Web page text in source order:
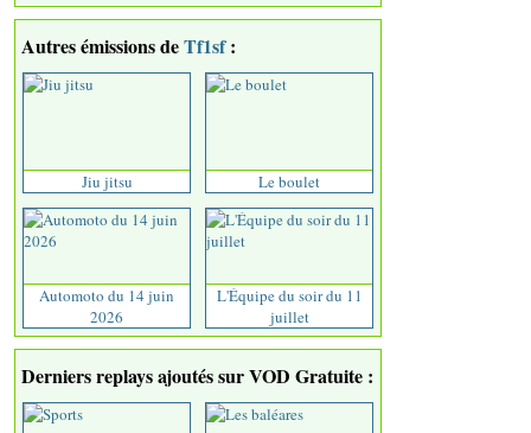
Autres émissions deTf1sf:
Jiu jitsu Le boulet
Automoto du 14 juin
2026
L'Équipe du soir du 11
juillet
Derniers replays ajoutés sur VOD Gratuite :